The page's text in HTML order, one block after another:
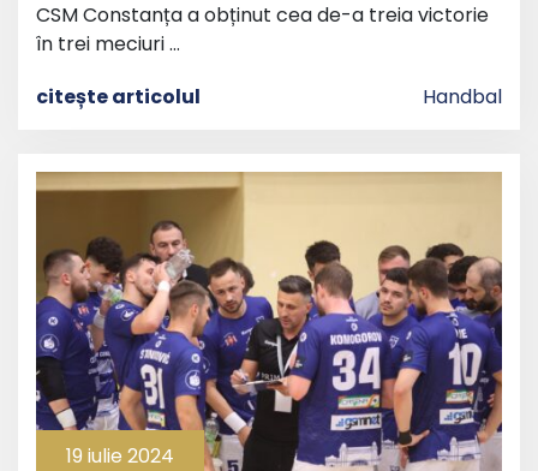
CSM Constanța a obținut cea de-a treia victorie
în trei meciuri …
citește articolul
Handbal
19 iulie 2024